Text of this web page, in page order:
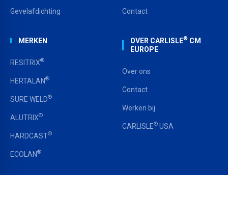
Gevelafdichting Contact
MERKEN
RESITRIX®
HERTALAN®
SURE WELD®
ALUTRIX®
HARDCAST®
ECOLAN®
OVER CARLISLE® CM
EUROPE
Over ons
Contact
Werken bij
CARLISLE® USA